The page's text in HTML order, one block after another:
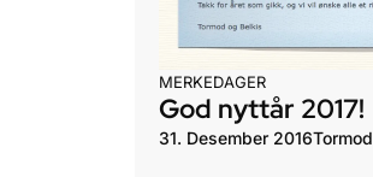
MERKEDAGER
God nyttår 2017!
31. Desember 2016Tormod